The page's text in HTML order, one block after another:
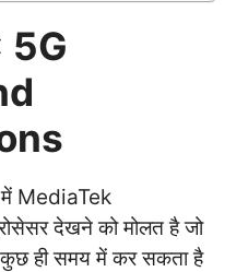
5G
में MediaTek
देखने को मोलत है जो
कुछ ही समय में कर सकता है